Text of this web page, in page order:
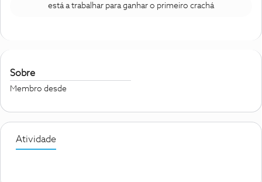
está a trabalhar para ganhar o primeiro crachá
Sobre
Membro desde
Atividade